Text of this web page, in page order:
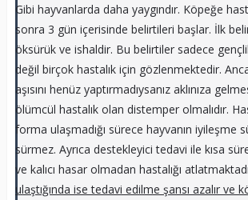
Gibi hayvanlarda daha yaygındır. Köpeğe
sonra 3 gün içerisinde belirtileri başlar. İlk
öksürük ve ishaldir. Bu belirtiler sadece
değil birçok hastalık için gözlenmektedir.
aşısını henüz yaptırmadıysanız aklınıza
ölümcül hastalık olan distemper olmalıdır.
forma ulaşmadığı sürece hayvanın iyileşme
sürmez. Ayrıca destekleyici tedavi ile kısa
ve kalıcı hasar olmadan hastalığı
ulaştığında ise tedavi edilme şansı azalır ve